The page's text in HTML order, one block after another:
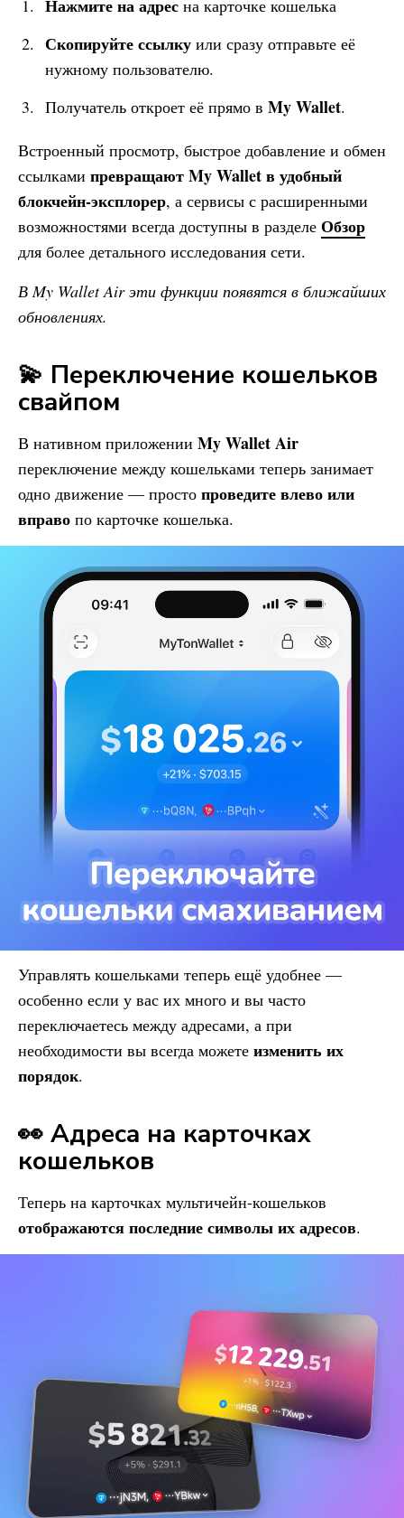
Нажмите на адрес на карточке кошелька
Скопируйте ссылку или сразу отправьте её
нужному пользователю.
Получатель откроет её прямо в My Wallet.
Встроенный просмотр, быстрое добавление и обмен
ссылками превращаютMy Walletв удобный
блокчейн-эксплорер, а сервисы с расширенными
возможностями всегда доступны в разделе Обзор
для более детального исследования сети.
ВMy WalletAir эти функции появятся в ближайших
обновлениях.
💫 Переключение кошельков
свайпом
В нативном приложении My WalletAir
переключение между кошельками теперь занимает
одно движение — просто проведите влево или
вправо по карточке кошелька.
Управлять кошельками теперь ещё удобнее —
особенно если у вас их много и вы часто
переключаетесь между адресами, а при
необходимости вы всегда можете изменить их
порядок.
👀 Адреса на карточках
кошельков
Теперь на карточках мультичейн-кошельков
отображаются последние символы их адресов.